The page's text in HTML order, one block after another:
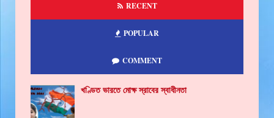
RECENT
POPULAR
COMMENT
খণ্ডিত ভারতে মোক্ষ স্রাবের স্বাধীনতা